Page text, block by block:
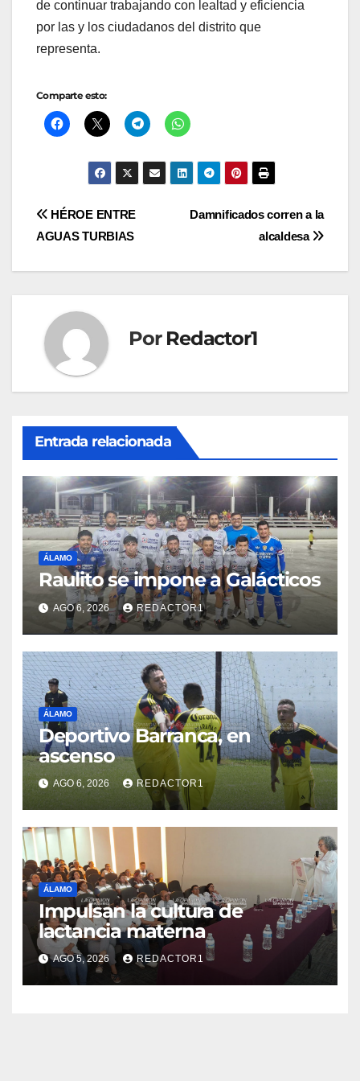
de continuar trabajando con lealtad y eficiencia
por las y los ciudadanos del distrito que
representa.
Comparte esto:
Navegación
Damnificados corren a la
alcaldesa
HÉROE ENTRE
AGUAS TURBIAS
Por Redactor1
Entrada relacionada
ÁLAMO
Raulito se impone a Galácticos
AGO 6, 2026 REDACTOR1
ÁLAMO
Deportivo Barranca, en
ascenso
AGO 6, 2026 REDACTOR1
ÁLAMO
Impulsan la cultura de
lactancia materna
AGO 5, 2026 REDACTOR1